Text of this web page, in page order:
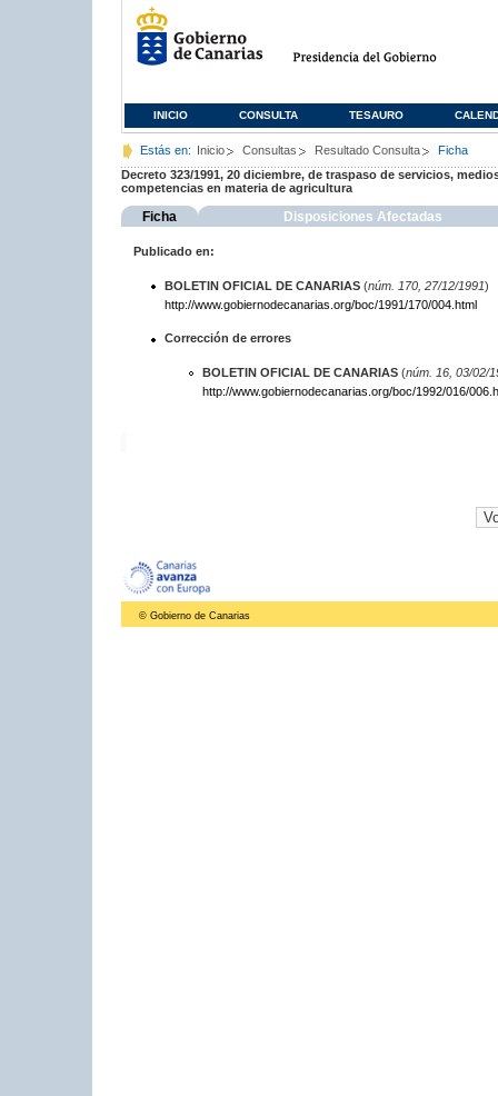
INICIO CONSULTA TESAURO
Estás en: Inicio Consultas Resultado Consulta
Ficha
Decreto 323/1991, 20 diciembre, de traspaso de servicios,
competencias en materia de agricultura
Ficha Disposiciones Afectadas
Publicado en:
BOLETIN OFICIAL DE CANARIAS(núm. 170, 27/12/1991)
http://www.gobiernodecanarias.org/boc/1991/170/004.html
Corrección de errores
BOLETIN OFICIAL DE CANARIAS(núm. 16, 03/02/
http://www.gobiernodecanarias.org/boc/1992/016/
© Gobierno de Canarias